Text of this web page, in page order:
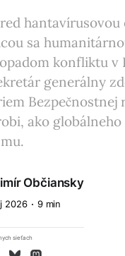
sa
konfliktu v
generálny
Bezpečnostnej
ako
Občiansky
2026 9 min
sieťach